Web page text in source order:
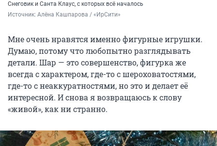
Снеговик и Санта Клаус, с которых всё началось
Источник: Алёна Кашпарова / «ИрСити»
Мне очень нравятся именно фигурные игрушки.
Думаю, потому что любопытно разглядывать
детали. Шар — это совершенство, фигурка же
всегда с характером, где-то с шероховатостями,
где-то с неаккуратностями, но это и делает её
интересной. И снова я возвращаюсь к слову
«живой», как ни странно.